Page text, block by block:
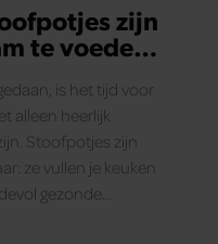
zijn
te voeden
is het tijd voor
alleen heerlijk
Stoofpotjes zijn
ze vullen je keuken
gezonde